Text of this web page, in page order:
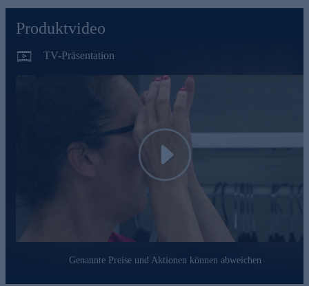
Produktvideo
TV-Präsentation
Play
Genannte Preise und Aktionen können abweichen